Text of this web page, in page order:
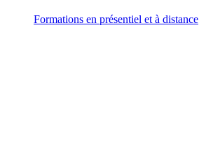
Formations en présentiel et à distance